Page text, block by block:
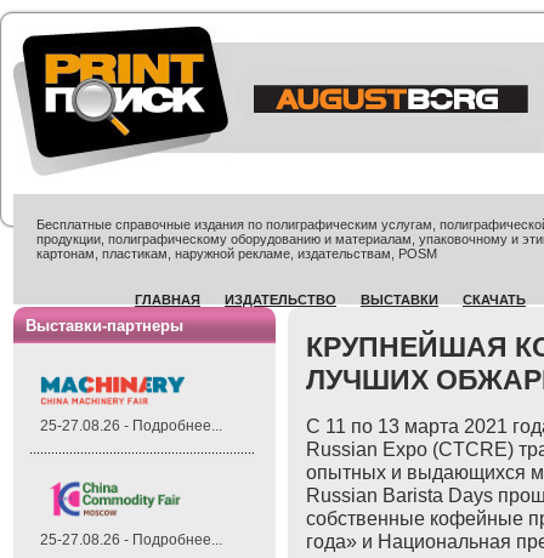
Бесплатные справочные издания по полиграфическим услугам,
продукции, полиграфическому оборудованию и материалам, упаковочному и
картонам, пластикам, наружной рекламе, издательствам, POSM
ГЛАВНАЯ ИЗДАТЕЛЬСТВО ВЫСТАВКИ СКАЧАТЬ
Выставки-партнеры
25-27.08.26 - Подробнее...
25-27.08.26 - Подробнее...
КРУПНЕЙШАЯ
ЛУЧШИХ
С 11 по 13 марта 2021
Russian Expo (CTCRE)
опытных и выдающихся
Russian Barista Days
собственные кофейные
года» и Национальная